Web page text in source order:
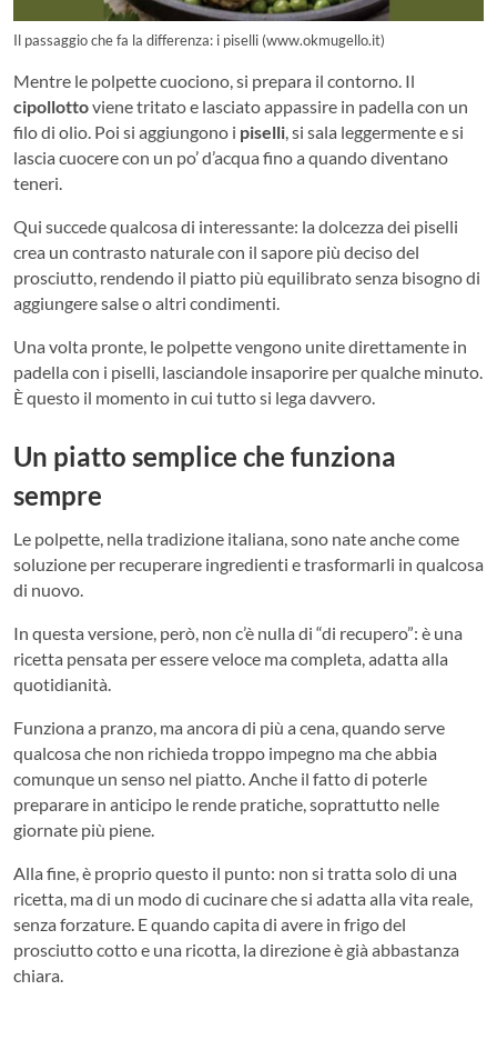
Il passaggio che fa la differenza: i piselli (www.okmugello.it)
Mentre le polpette cuociono, si prepara il contorno. Il
cipollottoviene tritato e lasciato appassire in padella con un
filo di olio. Poi si aggiungono i piselli, si sala leggermente e si
lascia cuocere con un po’ d’acqua fino a quando diventano
teneri.
Qui succede qualcosa di interessante: la dolcezza dei piselli
crea un contrasto naturale con il sapore più deciso del
prosciutto, rendendo il piatto più equilibrato senza bisogno di
aggiungere salse o altri condimenti.
Una volta pronte, le polpette vengono unite direttamente in
padella con i piselli, lasciandole insaporire per qualche minuto.
È questo il momento in cui tutto si lega davvero.
Un piatto semplice che funziona
sempre
Le polpette, nella tradizione italiana, sono nate anche come
soluzione per recuperare ingredienti e trasformarli in qualcosa
di nuovo.
In questa versione, però, non c’è nulla di “di recupero”: è una
ricetta pensata per essere veloce ma completa, adatta alla
quotidianità.
Funziona a pranzo, ma ancora di più a cena, quando serve
qualcosa che non richieda troppo impegno ma che abbia
comunque un senso nel piatto. Anche il fatto di poterle
preparare in anticipo le rende pratiche, soprattutto nelle
giornate più piene.
Alla fine, è proprio questo il punto: non si tratta solo di una
ricetta, ma di un modo di cucinare che si adatta alla vita reale,
senza forzature. E quando capita di avere in frigo del
prosciutto cotto e una ricotta, la direzione è già abbastanza
chiara.